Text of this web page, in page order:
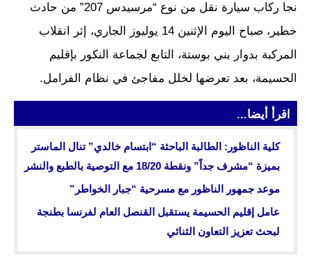
نجا ركاب سيارة نقل من نوع “مرسيدس 207” من حادث
خطير، صباح اليوم الإثنين 14 يوليوز الجاري، إثر انقلاب
المركبة بدوار بني بوستة، التابع لجماعة النكور بإقليم
الحسيمة، بعد تعرضها لخلل مفاجئ في نظام الفرامل.
اقرأ أيضا...
كلية الناظور: الطالبة الباحثة “ابتسام خالدي” تنال الماستر
بميزة “مشرف جداً” ونقطة 18/20 مع التوصية بالطبع والنشر
موعد جمهور الناظور مع مسرحية “جبار الخواطر”
عامل إقليم الحسيمة يستقبل القنصل العام لفرنسا بطنجة
لبحث تعزيز التعاون الثنائي